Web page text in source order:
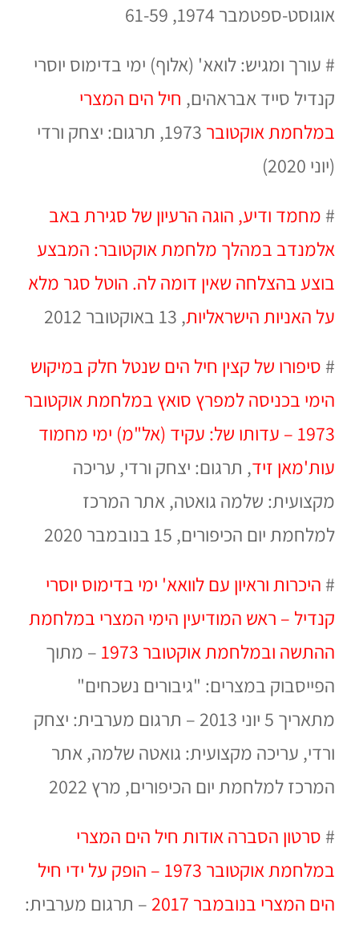
אוגוסט-ספטמבר 1974, 61-59
#עורך ומגיש: לואא' (אלוף) ימי בדימוס יוסרי
קנדיל סייד אבראהים, חיל הים המצרי
במלחמת אוקטובר
תרגום: יצחק ורדי
(יוני 2020)
#מחמד ודיע, הוגה הרעיון של סגירת באב
אלמנדב במהלך מלחמת אוקטובר: המבצע
בוצע בהצלחה שאין דומה לה. הוטל סגר מלא
על האניות הישראליות, 13 באוקטובר 2012
#סיפורו של קצין חיל הים שנטל חלק במיקוש
הימי בכניסה למפרץ סואץ במלחמת אוקטובר
1973 – עדותו של: עקיד (אל"מ) ימי מחמוד
עות'מאן זיד, תרגום: יצחק ורדי, עריכה
מקצועית: שלמה גואטה, אתר המרכז
למלחמת יום הכיפורים, 15 בנובמבר 2020
#היכרות וראיון עם לוואא' ימי בדימוס יוסרי
קנדיל – ראש המודיעין הימי המצרי במלחמת
ההתשה ובמלחמת אוקטובר 1973
– מתוך
הפייסבוק במצרים: "גיבורים נשכחים"
מתאריך 5 יוני 2013 – תרגום מערבית: יצחק
ורדי, עריכה מקצועית: גואטה שלמה, אתר
המרכז למלחמת יום הכיפורים, מרץ 2022
#סרטון הסברה אודות חיל הים המצרי
במלחמת אוקטובר 1973 – הופק על ידי חיל
הים המצרי בנובמבר 2017
– תרגום מערבית: